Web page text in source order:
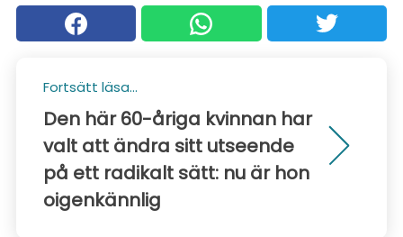
Fortsätt läsa...
Den här 60-åriga kvinnan har
valt att ändra sitt utseende
på ett radikalt sätt: nu är hon
oigenkännlig